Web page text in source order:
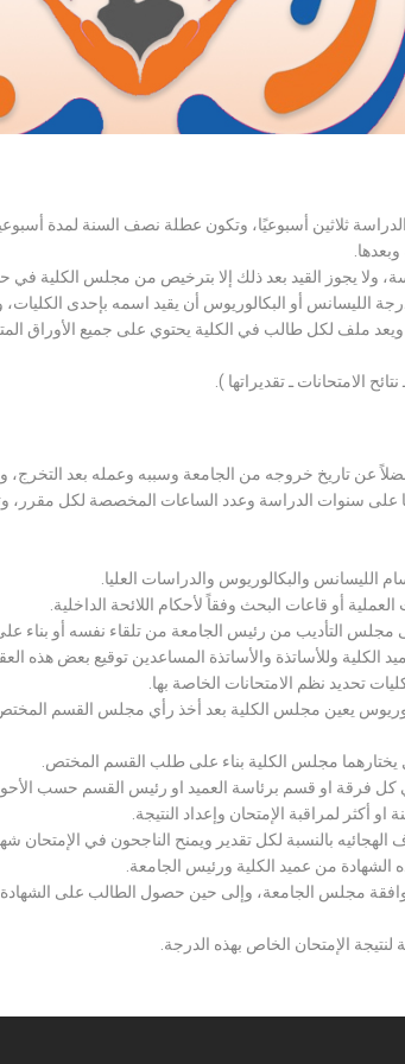
ثلاثين أسبوعيًا، وتكون عطلة نصف السنة لمدة
ولا يجوز القيد بعد ذلك إلا بترخيص من مجلس الكلية في
الليسانس أو البكالوريوس أن يقيد اسمه بإحدى
ويعد ملف لكل طالب في الكلية يحتوي على جميع الأوراق
الامتحانات ـ تقديراتها ).
عن تاريخ خروجه من الجامعة وسببه وعمله بعد
على سنوات الدراسة وعدد الساعات المخصصة لكل
الليسانس والبكالوريوس والدراسات العليا.
أو قاعات البحث وفقاً لأحكام اللائحة الداخلية.
مجلس التأديب من رئيس الجامعة من تلقاء نفسه أو بناء
وللأساتذة والأساتذة المساعدين توقيع بعض هذه
تحديد نظم الامتحانات الخاصة بها.
يعين مجلس الكلية بعد أخذ رأي مجلس القسم
مجلس الكلية بناء على طلب القسم المختص.
فرقة او قسم برئاسة العميد او رئيس القسم حسب
أكثر لمراقبة الإمتحان وإعداد النتيجة.
بالنسبة لكل تقدير ويمنح الناجحون في الإمتحان
الشهادة من عميد الكلية ورئيس الجامعة.
مجلس الجامعة، وإلى حين حصول الطالب على الشهادة
لنتيجة الإمتحان الخاص بهذه الدرجة.